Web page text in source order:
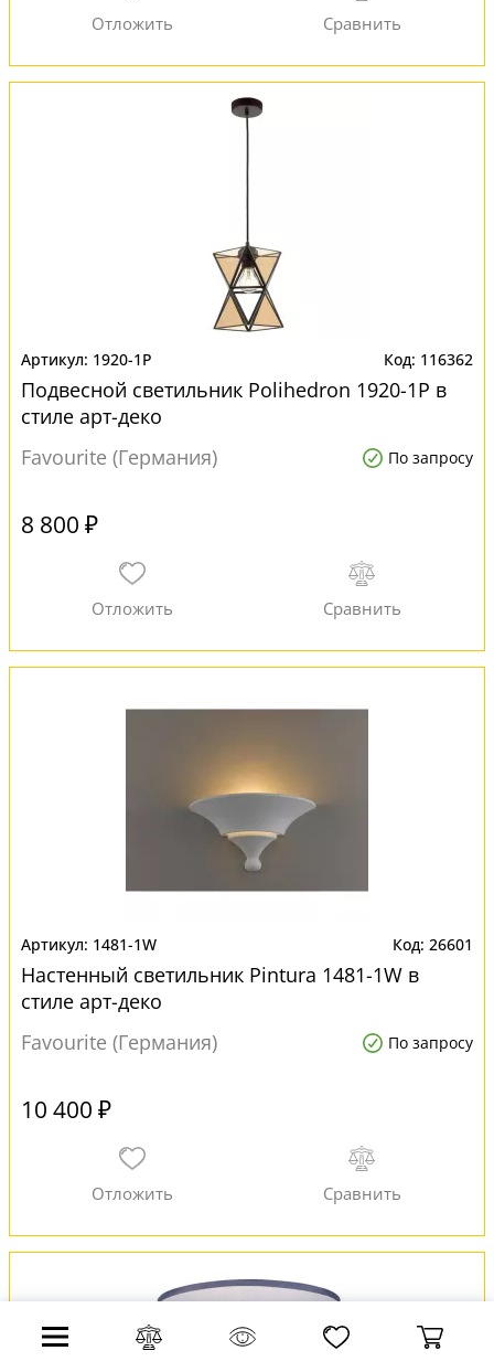
1920-1P 116362
Подвесной светильник Polihedron 1920-1P в
стиле арт-деко
Favourite (Германия)
По запросу
8 800 ₽
1481-1W 26601
Настенный светильник Pintura 1481-1W в
стиле арт-деко
Favourite (Германия)
По запросу
10 400 ₽